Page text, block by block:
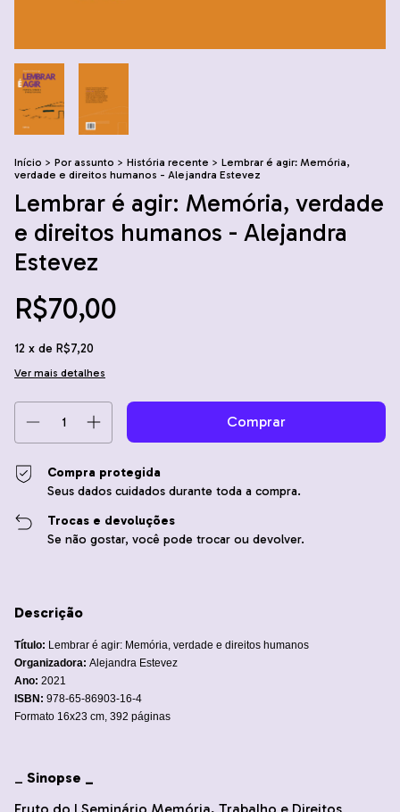
Início > Por assunto > História recente > Lembrar é agir: Memória,
verdade e direitos humanos - Alejandra Estevez
Lembrar é agir: Memória, verdade
e direitos humanos - Alejandra
Estevez
R$70,00
12 x de R$7,20
Ver mais detalhes
Compra protegida
Seus dados cuidados durante toda a compra.
Trocas e devoluções
Se não gostar, você pode trocar ou devolver.
Descrição
Título: Lembrar é agir: Memória, verdade e direitos humanos
Organizadora: Alejandra Estevez
Ano: 2021
ISBN: 978-65-86903-16-4
Formato 16x23 cm, 392 páginas
_ Sinopse _